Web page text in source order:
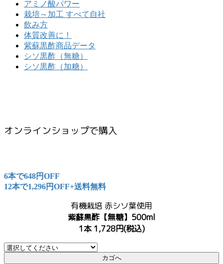
アミノ酸パワー
栽培～加工 すべて自社
飲み方
体質改善に！
紫蘇黒酢商品データ
シソ黒酢（無糖）
シソ黒酢（加糖）
オンラインショップで購入
6本で648円OFF
12本で1,296円OFF+送料無料
有機栽培 赤シソ葉使用
紫蘇黒酢【無糖】500ml
1本 1,728円(税込)